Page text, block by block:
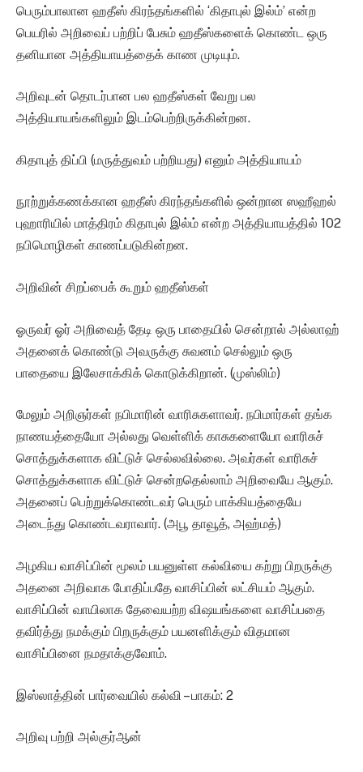
பெரும்பாலான ஹதீஸ் கிரந்தங்களில் ‘கிதாபுல் இல்ம்’ என்ற
பெயரில் அறிவைப் பற்றிப் பேசும் ஹதீஸ்களைக் கொண்ட ஒரு
தனியான அத்தியாயத்தைக் காண முடியும்.
அறிவுடன் தொடர்பான பல ஹதீஸ்கள் வேறு பல
அத்தியாயங்களிலும் இடம்பெற்றிருக்கின்றன.
கிதாபுத் திப்பி (மருத்துவம் பற்றியது) எனும் அத்தியாயம்
நூற்றுக்கணக்கான ஹதீஸ் கிரந்தங்களில் ஒன்றான ஸஹீஹல்
புஹாரியில் மாத்திரம் கிதாபுல் இல்ம் என்ற அத்தியாயத்தில் 102
நபிமொழிகள் காணப்படுகின்றன.
அறிவின் சிறப்பைக் கூறும் ஹதீஸ்கள்
ஓருவர் ஓர் அறிவைத் தேடி ஒரு பாதையில் சென்றால் அல்லாஹ்
அதனைக் கொண்டு அவருக்கு சுவனம் செல்லும் ஒரு
பாதையை இலேசாக்கிக் கொடுக்கிறான். (முஸ்லிம்)
மேலும் அறிஞர்கள் நபிமாரின் வாரிசுகளாவர். நபிமார்கள் தங்க
நாணயத்தையோ அல்லது வெள்ளிக் காசுகளையோ வாரிசுச்
சொத்துக்களாக விட்டுச் செல்லவில்லை. அவர்கள் வாரிசுச்
சொத்துக்களாக விட்டுச் சென்றதெல்லாம் அறிவையே ஆகும்.
அதனைப் பெற்றுக்கொண்டவர் பெரும் பாக்கியத்தையே
அடைந்து கொண்டவராவார். (அபூ தாவூத், அஹ்மத்)
அழகிய வாசிப்பின் மூலம் பயனுள்ள கல்வியை கற்று பிறருக்கு
அதனை அறிவாக போதிப்பதே வாசிப்பின் லட்சியம் ஆகும்.
வாசிப்பின் வாயிலாக தேவையற்ற விஷயங்களை வாசிப்பதை
தவிர்த்து நமக்கும் பிறருக்கும் பயனளிக்கும் விதமான
வாசிப்பினை நமதாக்குவோம்.
இஸ்லாத்தின் பார்வையில் கல்வி – பாகம்: 2
அறிவு பற்றி அல்குர்ஆன்